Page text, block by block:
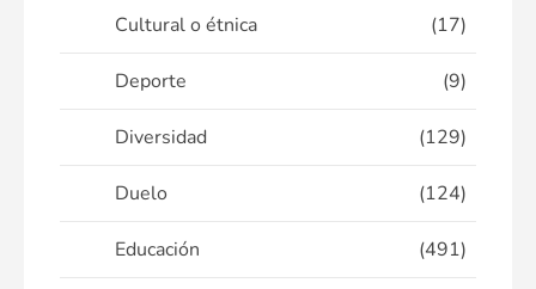
Cultural o étnica (17)
Deporte (9)
Diversidad (129)
Duelo (124)
Educación (491)